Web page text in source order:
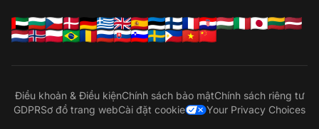
Điều khoản & Điều kiệnChính sách bảo mậtChính sách riêng tư
GDPRSơ đồ trang webCài đặt cookie Your Privacy Choices